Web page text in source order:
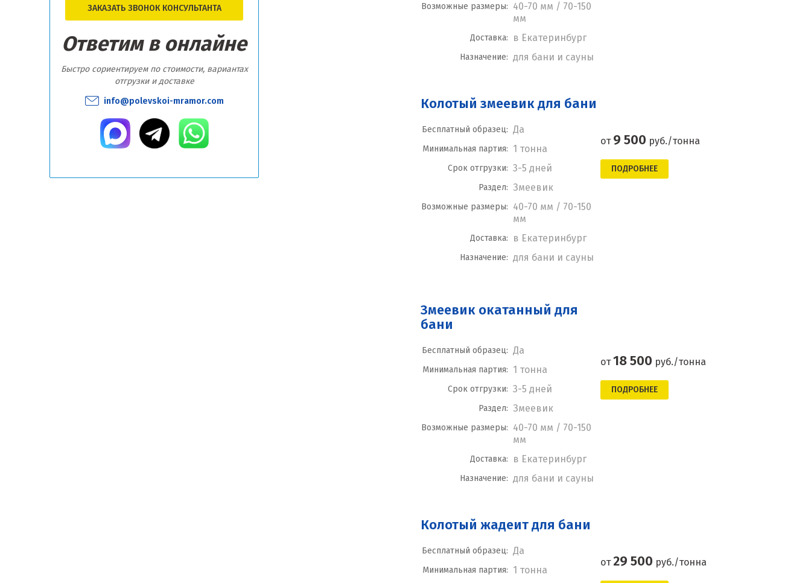
ЗАКАЗАТЬ ЗВОНОК КОНСУЛЬТАНТА
Ответим в онлайне
Быстро сориентируем по стоимости, вариантах
отгрузки и доставке
info@polevskoi-mramor.com
Возможные размеры: 40-70 мм / 70-150
мм
Доставка: в Екатеринбург
Назначение: для бани и сауны
Колотый змеевик для бани
Бесплатный образец: Да
Минимальная партия: 1 тонна
Срок отгрузки: 3-5 дней
Раздел: Змеевик
Возможные размеры: 40-70 мм / 70-150
мм
Доставка: в Екатеринбург
Назначение: для бани и сауны
от 9 500 руб./тонна
ПОДРОБНЕЕ
Змеевик окатанный для
бани
Бесплатный образец: Да
Минимальная партия: 1 тонна
Срок отгрузки: 3-5 дней
Раздел: Змеевик
Возможные размеры: 40-70 мм / 70-150
мм
Доставка: в Екатеринбург
Назначение: для бани и сауны
от18 500 руб./тонна
ПОДРОБНЕЕ
Колотый жадеит для бани
Бесплатный образец: Да
Минимальная партия: 1 тонна
от29 500 руб./тонна